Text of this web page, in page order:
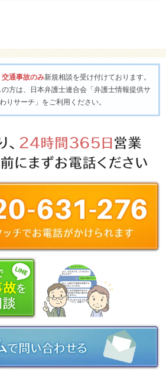
通事故のみ新規相談を受け付けております。
方は、日本弁護士連合会「弁護士情報提供サ
りサーチ」をご利用ください。